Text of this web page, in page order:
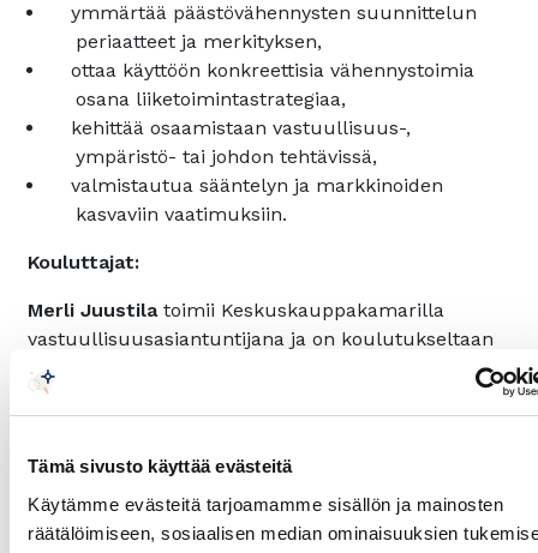
Tämä sivusto käyttää evästeitä
Käytämme evästeitä tarjoamamme sisällön ja mainosten
räätälöimiseen, sosiaalisen median ominaisuuksien
ymmärtää päästövähennysten suunnittelun
periaatteet ja merkityksen,
ottaa käyttöön konkreettisia vähennystoimia
osana liiketoimintastrategiaa,
kehittää osaamistaan vastuullisuus-,
ympäristö- tai johdon tehtävissä,
valmistautua sääntelyn ja markkinoiden
kasvaviin vaatimuksiin.
Kouluttajat:
Merli Juustila toimii Keskuskauppakamarilla
vastuullisuusasiantuntijana ja on koulutukseltaan
ilmakehäfyysikko. Merli on kouluttanut ihmisiä jo
reilu 15 vuotta ja toiminut myös itse yrittäjänä
Jussi Hakanentoimii Keskuskauppakamarilla
vastuullisuuspäällikkönä. Hänellä on laaja kokemus
pk-yritysten kestävyysraportoinnista ja